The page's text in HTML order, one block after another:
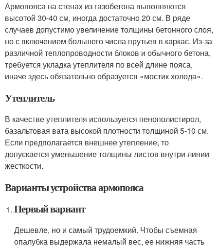
Армопояса на стенах из газобетона выполняются
высотой 30-40 см, иногда достаточно 20 см. В ряде
случаев допустимо увеличение толщины бетонного слоя,
но с включением большего числа прутьев в каркас. Из-за
различной теплопроводности блоков и обычного бетона,
требуется укладка утеплителя по всей длине пояса,
иначе здесь обязательно образуется «мостик холода».
Утеплитель
В качестве утеплителя используется пенополистирол,
базальтовая вата высокой плотности толщиной 5-10 см.
Если предполагается внешнее утепление, то
допускается уменьшение толщины листов внутри линии
жесткости.
Варианты устройства армопояса
Первый вариант
Дешевле, но и самый трудоемкий. Чтобы съемная
опалубка выдержала немалый вес, ее нижняя часть